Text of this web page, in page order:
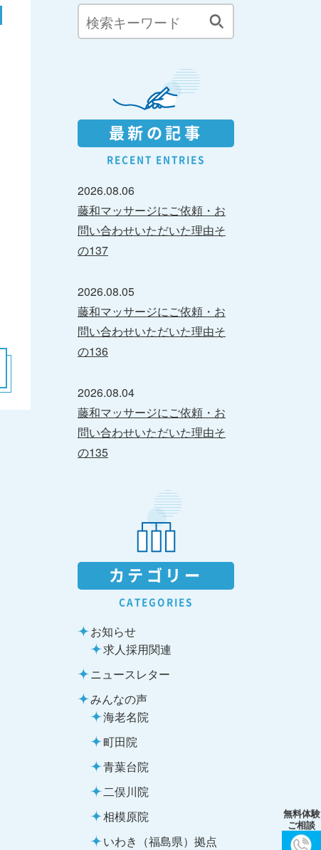
無料体験
ご相談
最新の記事
RECENT ENTRIES
2026.08.06
藤和マッサージにご依頼・お
問い合わせいただいた理由そ
の137
2026.08.05
藤和マッサージにご依頼・お
問い合わせいただいた理由そ
の136
2026.08.04
藤和マッサージにご依頼・お
問い合わせいただいた理由そ
の135
カテゴリー
CATEGORIES
お知らせ
求人採用関連
ニュースレター
みんなの声
海老名院
町田院
青葉台院
二俣川院
相模原院
いわき（福島県）拠点